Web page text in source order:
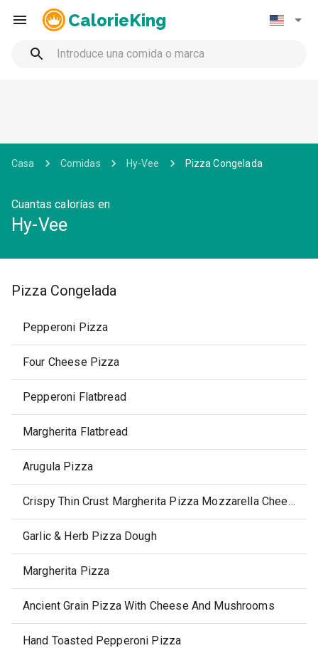
CalorieKing
Casa Comidas Hy-Vee Pizza Congelada
Cuantas calorías en
Hy-Vee
Pizza Congelada
Pepperoni Pizza
Four Cheese Pizza
Pepperoni Flatbread
Margherita Flatbread
Arugula Pizza
Crispy Thin Crust Margherita Pizza Mozzarella Cheese, Tomatoes & Basil
Garlic & Herb Pizza Dough
Margherita Pizza
Ancient Grain Pizza With Cheese And Mushrooms
Hand Toasted Pepperoni Pizza